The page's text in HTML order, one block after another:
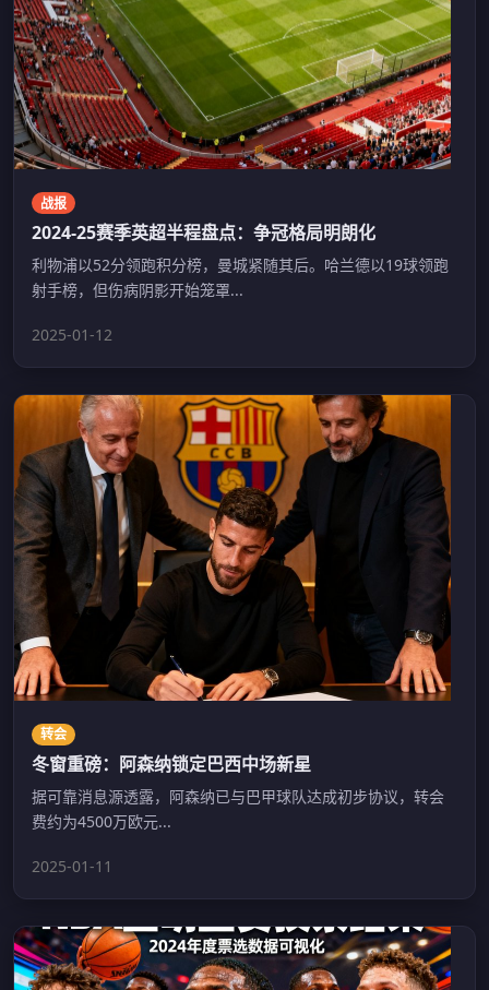
战报
2024-25赛季英超半程盘点：争冠格局明朗化
利物浦以52分领跑积分榜，曼城紧随其后。哈兰德以19球领跑
射手榜，但伤病阴影开始笼罩...
2025-01-12
转会
冬窗重磅：阿森纳锁定巴西中场新星
据可靠消息源透露，阿森纳已与巴甲球队达成初步协议，转会
费约为4500万欧元...
2025-01-11